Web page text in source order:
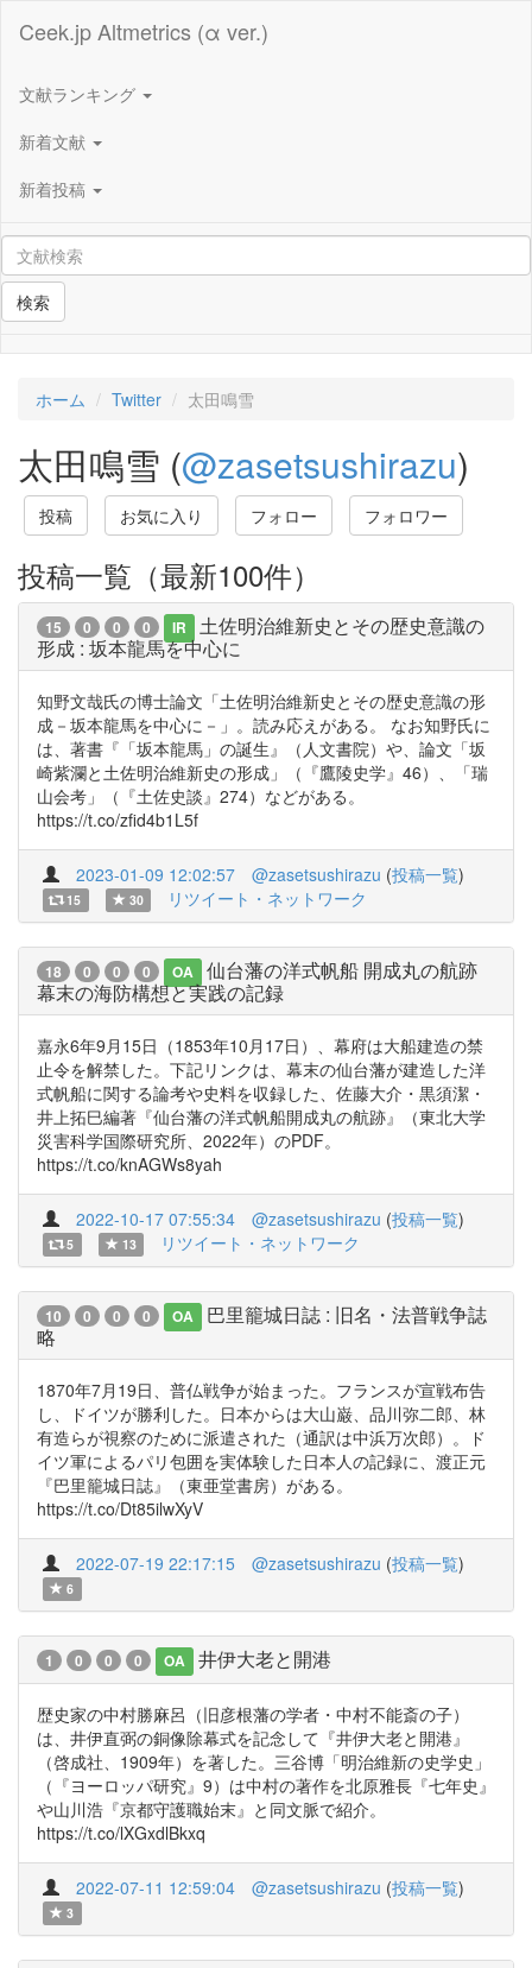
Ceek.jp Altmetrics (α ver.)
文献ランキング
新着文献
新着投稿
検索
ホーム Twitter 太田鳴雪
太田鳴雪 (@zasetsushirazu)
投稿 お気に入り フォロー フォロワー
投稿一覧（最新100件）
15 0 0 0 IR
土佐明治維新史とその歴史意識の
形成 : 坂本龍馬を中心に
知野文哉氏の博士論文「土佐明治維新史とその歴史意識の形
成－坂本龍馬を中心に－」。読み応えがある。 なお知野氏に
は、著書『「坂本龍馬」の誕生』（人文書院）や、論文「坂
崎紫瀾と土佐明治維新史の形成」（『鷹陵史学』46）、「瑞
山会考」（『土佐史談』274）などがある。
https://t.co/zfid4b1L5f
2023-01-09 12:02:57 @zasetsushirazu (投稿一覧)
15 30 リツイート・ネットワーク
18 0 0 0 OA
仙台藩の洋式帆船 開成丸の航跡
幕末の海防構想と実践の記録
嘉永6年9月15日（1853年10月17日）、幕府は大船建造の禁
止令を解禁した。下記リンクは、幕末の仙台藩が建造した洋
式帆船に関する論考や史料を収録した、佐藤大介・黒須潔・
井上拓巳編著『仙台藩の洋式帆船開成丸の航跡』（東北大学
災害科学国際研究所、2022年）のPDF。
https://t.co/knAGWs8yah
2022-10-17 07:55:34 @zasetsushirazu (投稿一覧)
5 13 リツイート・ネットワーク
10 0 0 0 OA
巴里籠城日誌 : 旧名・法普戦争誌
略
1870年7月19日、普仏戦争が始まった。フランスが宣戦布告
し、ドイツが勝利した。日本からは大山巌、品川弥二郎、林
有造らが視察のために派遣された（通訳は中浜万次郎）。ド
イツ軍によるパリ包囲を実体験した日本人の記録に、渡正元
『巴里籠城日誌』（東亜堂書房）がある。
https://t.co/Dt85ilwXyV
2022-07-19 22:17:15 @zasetsushirazu (投稿一覧)
6
1 0 0 0 OA 井伊大老と開港
歴史家の中村勝麻呂（旧彦根藩の学者・中村不能斎の子）
は、井伊直弼の銅像除幕式を記念して『井伊大老と開港』
（啓成社、1909年）を著した。三谷博「明治維新の史学史」
（『ヨーロッパ研究』9）は中村の著作を北原雅長『七年史』
や山川浩『京都守護職始末』と同文脈で紹介。
https://t.co/lXGxdlBkxq
2022-07-11 12:59:04 @zasetsushirazu (投稿一覧)
3